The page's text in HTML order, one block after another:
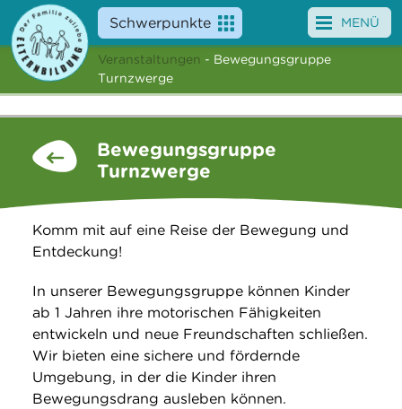
Schwerpunkte
Angebote
News
Über uns
MENÜ
Veranstaltungen - Bewegungsgruppe
Turnzwerge
Bewegungsgruppe
Turnzwerge
Komm mit auf eine Reise der Bewegung und
Entdeckung!
In unserer Bewegungsgruppe können Kinder
ab 1 Jahren ihre motorischen Fähigkeiten
entwickeln und neue Freundschaften schließen.
Wir bieten eine sichere und fördernde
Umgebung, in der die Kinder ihren
Bewegungsdrang ausleben können.